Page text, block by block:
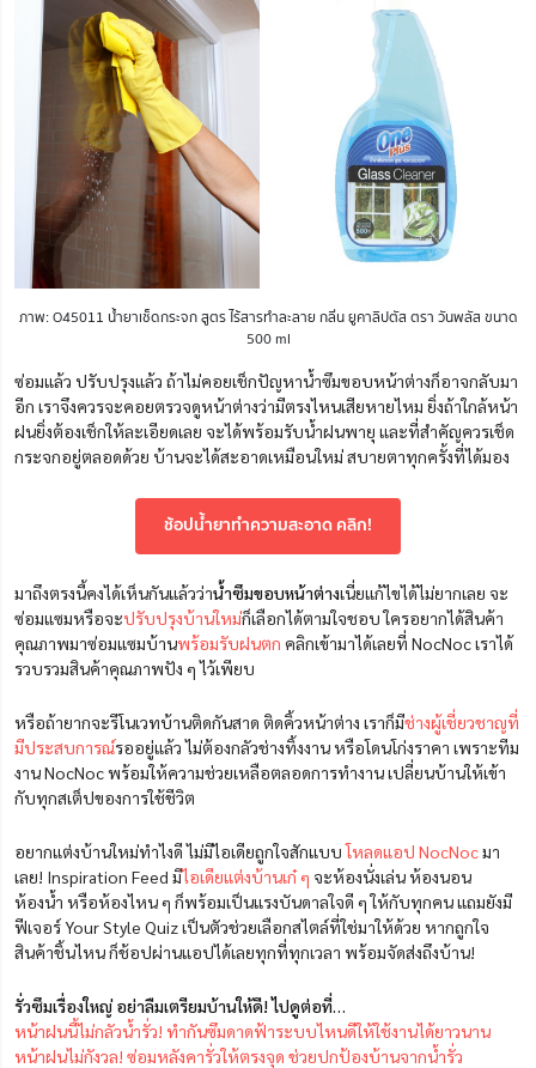
ภาพ: O45011 น้ำยาเช็ดกระจก สูตร ไร้สารทำละลาย กลิ่น ยูคาลิปตัส ตรา วันพลัส ขนาด
500 ml
ซ่อมแล้ว ปรับปรุงแล้ว ถ้าไม่คอยเช็กปัญหาน้ำซึมขอบหน้าต่างก็อาจกลับมา
อีก เราจึงควรจะคอยตรวจดูหน้าต่างว่ามีตรงไหนเสียหายไหม ยิ่งถ้าใกล้หน้า
ฝนยิ่งต้องเช็กให้ละเอียดเลย จะได้พร้อมรับน้ำฝนพายุ และที่สำคัญควรเช็ด
กระจกอยู่ตลอดด้วย บ้านจะได้สะอาดเหมือนใหม่ สบายตาทุกครั้งที่ได้มอง
ช้อปน้ำยาทำความสะอาด คลิก!
มาถึงตรงนี้คงได้เห็นกันแล้วว่าน้ำซึมขอบหน้าต่างเนี่ยแก้ไขได้ไม่ยากเลย จะ
ซ่อมแซมหรือจะปรับปรุงบ้านใหม่ก็เลือกได้ตามใจชอบ ใครอยากได้สินค้า
คุณภาพมาซ่อมแซมบ้านพร้อมรับฝนตก คลิกเข้ามาได้เลยที่ NocNoc เราได้
รวบรวมสินค้าคุณภาพปัง ๆ ไว้เพียบ
หรือถ้ายากจะรีโนเวทบ้านติดกันสาด ติดคิ้วหน้าต่าง เราก็มีช่างผู้เชี่ยวชาญที่
มีประสบการณ์รออยู่แล้ว ไม่ต้องกลัวช่างทิ้งงาน หรือโดนโก่งราคา เพราะทีม
งาน NocNoc พร้อมให้ความช่วยเหลือตลอดการทำงาน เปลี่ยนบ้านให้เข้า
กับทุกสเต็ปของการใช้ชีวิต
อยากแต่งบ้านใหม่ทำไงดี ไม่มีไอเดียถูกใจสักแบบโหลดแอป NocNocมา
เลย! Inspiration Feed มีไอเดียแต่งบ้านเก๋ ๆ จะห้องนั่งเล่น ห้องนอน
ห้องน้ำ หรือห้องไหน ๆ ก็พร้อมเป็นแรงบันดาลใจดี ๆ ให้กับทุกคน แถมยังมี
ฟีเจอร์ Your Style Quiz เป็นตัวช่วยเลือกสไตล์ที่ใช่มาให้ด้วย หากถูกใจ
สินค้าชิ้นไหน ก็ช้อปผ่านแอปได้เลยทุกที่ทุกเวลา พร้อมจัดส่งถึงบ้าน!
รั่วซึมเรื่องใหญ่ อย่าลืมเตรียมบ้านให้ดี! ไปดูต่อที่…
หน้าฝนนี้ไม่กลัวน้ำรั่ว! ทำกันซึมดาดฟ้าระบบไหนดีให้ใช้งานได้ยาวนาน
หน้าฝนไม่กังวล! ซ่อมหลังคารั่วให้ตรงจุด ช่วยปกป้องบ้านจากน้ำรั่ว